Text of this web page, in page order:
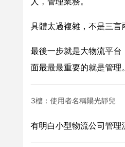
具體太過複雜，不是三言
最後一步就是大物流平
面最最最重要的就是管理
3樓：使用者名稱陽光靜兒
有明白小型物流公司管理